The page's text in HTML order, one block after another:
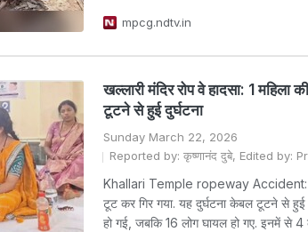
mpcg.ndtv.in
खल्लारी मंदिर रोप वे हादसा: 1
टूटने से हुई दुर्घटना
Sunday March 22, 2026
Reported by: कृष्णानंद दुबे, Edited by:
Khallari Temple ropeway Accident:
टूट कर गिर गया. यह दुर्घटना केबल टूटने से हुई
हो गई, जबकि 16 लोग घायल हो गए. इनमें से 4